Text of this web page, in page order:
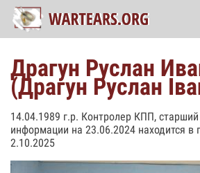
Драгун Руслан
(Драгун Руслан
14.04.1989 г.р. Контролер КПП,
информации на 23.06.2024 находится в
2.10.2025